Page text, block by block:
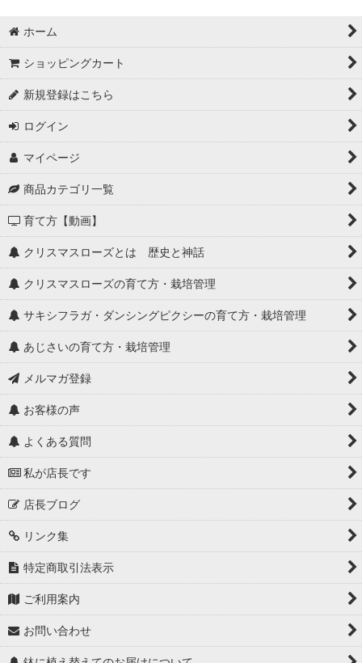
ホーム
ショッピングカート
新規登録はこちら
ログイン
マイページ
商品カテゴリ一覧
育て方【動画】
クリスマスローズとは 歴史と神話
クリスマスローズの育て方・栽培管理
サキシフラガ・ダンシングピクシーの育て方・栽培管理
あじさいの育て方・栽培管理
メルマガ登録
お客様の声
よくある質問
私が店長です
店長ブログ
リンク集
特定商取引法表示
ご利用案内
お問い合わせ